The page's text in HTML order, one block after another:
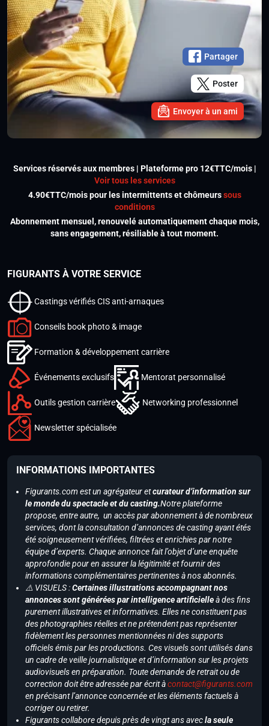
Partager
Poster
Envoyer à un ami
Services réservés aux membres | Plateforme pro 12€TTC/mois |
Voir tous les services
4.90€TTC/mois pour les intermittents et chômeurssous
conditions
Abonnement mensuel, renouvelé automatiquement chaque mois,
sans engagement, résiliable à tout moment.
FIGURANTS À VOTRE SERVICE
Castings vérifiés CIS anti-arnaques
Conseils book photo & image
Formation & développement carrière
Événements exclusifs Mentorat personnalisé
Outils gestion carrière Networking professionnel
Newsletter spécialisée
INFORMATIONS IMPORTANTES
Figurants.com est un agrégateur etcurateur d’information sur
le monde du spectacle et du casting.Notre plateforme
propose, entre autre, un accès par abonnement à de nombreux
services, dont la consultation d’annonces de casting ayant étés
été soigneusement vérifiées, filtrées et enrichies par notre
équipe d’experts. Chaque annonce fait l’objet d’une enquête
approfondie pour en assurer la légitimité et fournir des
informations complémentaires pertinentes à nos abonnés.
⚠️ VISUELS :Certaines illustrations accompagnant nos
annonces sont générées par intelligence artificielleà des fins
purement illustratives et informatives. Elles ne constituent pas
des photographies réelles et ne prétendent pas représenter
fidèlement les personnes mentionnées ni des supports
officiels émis par les productions. Ces visuels sont utilisés dans
un cadre de veille journalistique et d’information sur les projets
audiovisuels en préparation. Toute demande de retrait ou de
correction doit être adressée par écrit àcontact@figurants.com
en précisant l’annonce concernée et les éléments factuels à
corriger ou retirer.
Figurants collabore depuis près de vingt ans avecla seule